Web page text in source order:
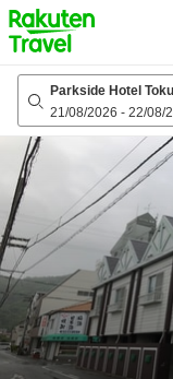
to
top
page
Parkside Hotel
21/08/2026 - 22/08/